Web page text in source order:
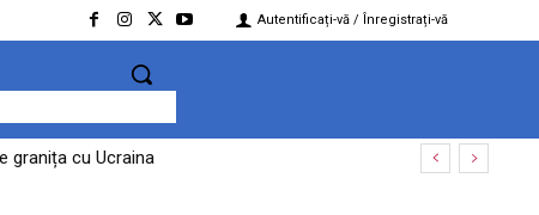
Autentificați-vă / Înregistrați-vă
granița cu Ucraina